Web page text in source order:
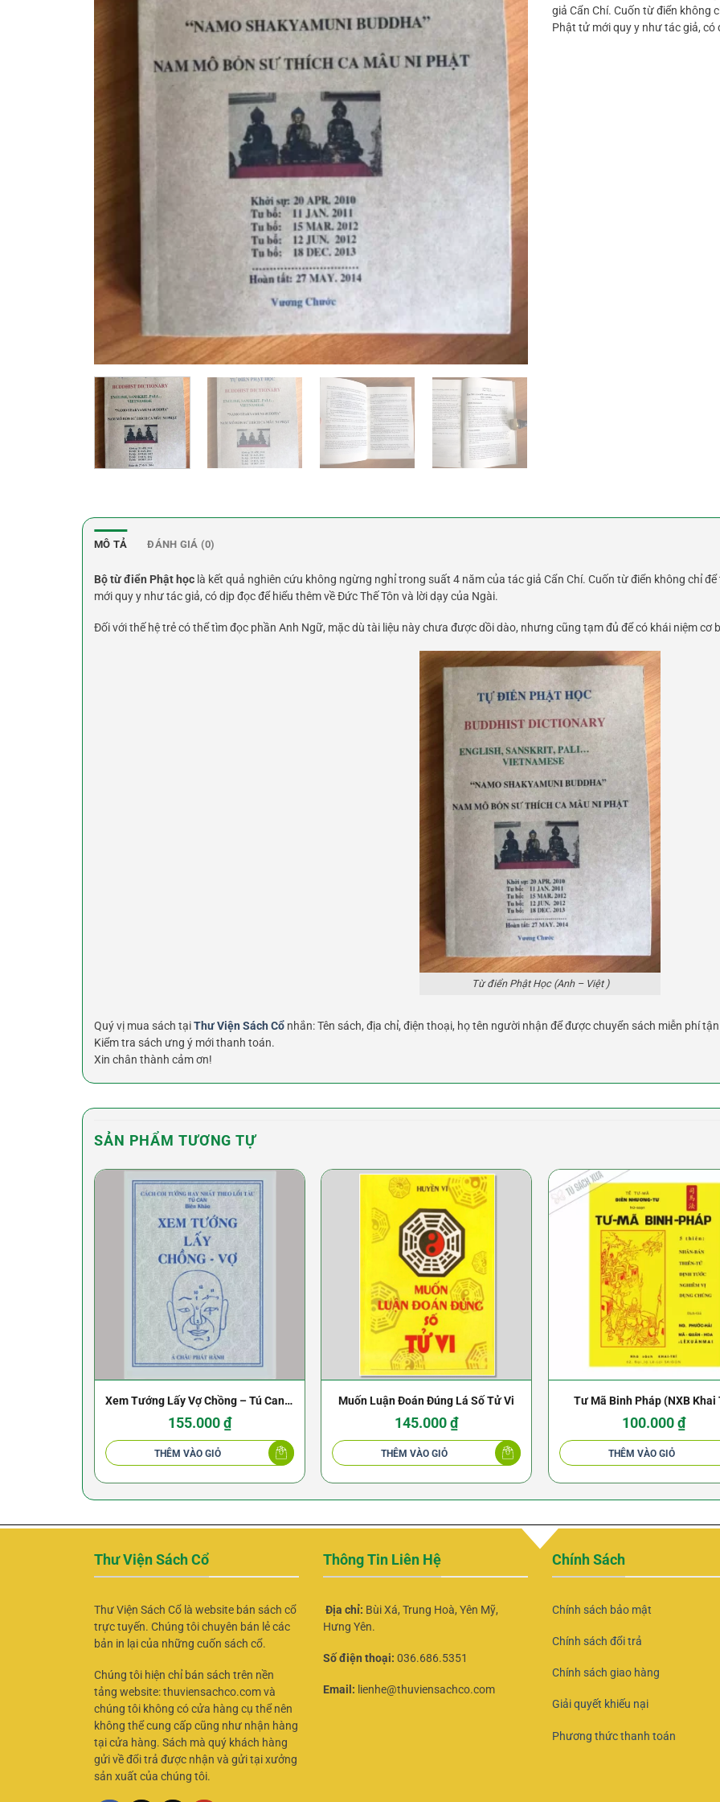
giả Cẩn Chí. Cuốn từ điển không
Phật tử mới quy y như tác giả, có
MÔ TẢ ĐÁNH GIÁ (0)
Bộ từ điển Phật học là kết quả nghiên cứu không ngừng nghỉ trong suất 4 năm của tác giả Cẩn Chí. Cuốn từ điển không chỉ
mới quy y như tác giả, có dịp đọc để hiểu thêm về Đức Thế Tôn và lời dạy của Ngài.
Đối với thế hệ trẻ có thể tìm đọc phần Anh Ngữ, mặc dù tài liệu này chưa được dồi dào, nhưng cũng tạm đủ để có khái niệm cơ
Từ điển Phật Học (Anh – Việt )
Quý vị mua sách tạiThư Viện Sách Cổ nhắn: Tên sách, địa chỉ, điện thoại, họ tên người nhận để được chuyển sách miễn phí
Kiểm tra sách ưng ý mới thanh toán.
Xin chân thành cảm ơn!
SẢN PHẨM TƯƠNG TỰ
Xem Tướng Lấy Vợ Chồng – Tú Can –
1970
155.000₫
THÊM VÀO GIỎ
Muốn Luận Đoán Đúng Lá Số Tử Vi
145.000₫
THÊM VÀO GIỎ
Tư Mã Binh Pháp (NXB Khai
1969) – Điền Nhương Tư
100.000₫
THÊM VÀO GIỎ
Thư Viện Sách Cổ
Thư Viện Sách Cổ là website bán sách cổ
trực tuyến. Chúng tôi chuyên bán lẻ các
bản in lại của những cuốn sách cổ.
Chúng tôi hiện chỉ bán sách trên nền
tảng website: thuviensachco.com và
chúng tôi không có cửa hàng cụ thể nên
không thể cung cấp cũng như nhận hàng
tại cửa hàng. Sách mà quý khách hàng
gửi về đổi trả được nhận và gửi tại xưởng
sản xuất của chúng tôi.
Thông Tin Liên Hệ
Địa chỉ: Bùi Xá, Trung Hoà, Yên Mỹ,
Hưng Yên.
Số điện thoại: 036.686.5351
Email: lienhe@thuviensachco.com
Chính Sách
Chính sách bảo mật
Chính sách đổi trả
Chính sách giao hàng
Giải quyết khiếu nại
Phương thức thanh toán